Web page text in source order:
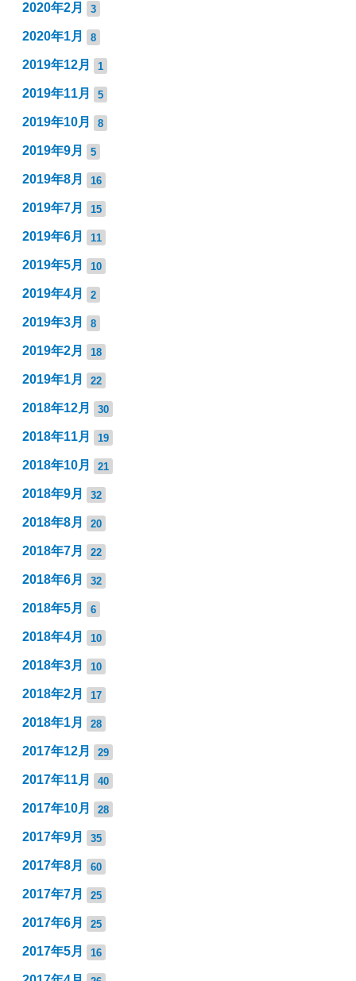
2020年2月 3
2020年1月 8
2019年12月 1
2019年11月 5
2019年10月 8
2019年9月 5
2019年8月 16
2019年7月 15
2019年6月 11
2019年5月 10
2019年4月 2
2019年3月 8
2019年2月 18
2019年1月 22
2018年12月 30
2018年11月 19
2018年10月 21
2018年9月 32
2018年8月 20
2018年7月 22
2018年6月 32
2018年5月 6
2018年4月 10
2018年3月 10
2018年2月 17
2018年1月 28
2017年12月 29
2017年11月 40
2017年10月 28
2017年9月 35
2017年8月 60
2017年7月 25
2017年6月 25
2017年5月 16